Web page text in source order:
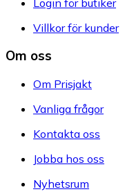
Villkor för kunder
Om oss
Om Prisjakt
Vanliga frågor
Kontakta oss
Jobba hos oss
Nyhetsrum